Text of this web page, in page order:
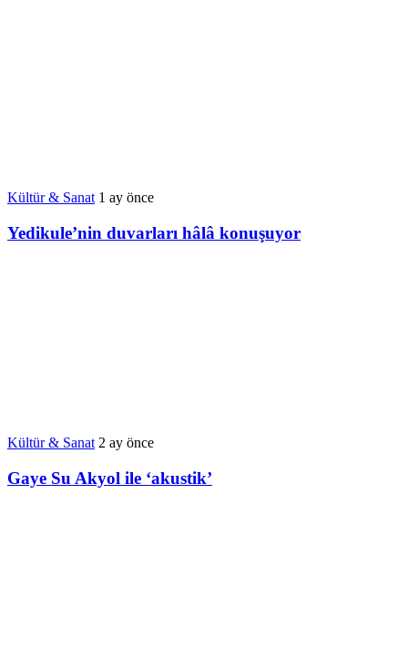
Kültür & Sanat 1 ay önce
Yedikule’nin duvarları hâlâ konuşuyor
Kültür & Sanat 2 ay önce
Gaye Su Akyol ile ‘akustik’